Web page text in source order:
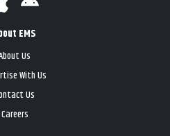
EMS
Us
With Us
Us
Careers